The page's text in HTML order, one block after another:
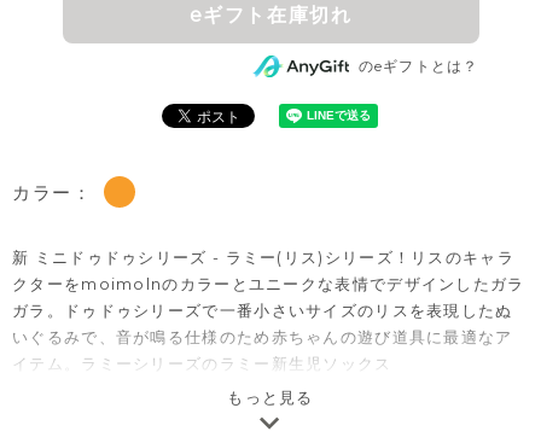
eギフト在庫切れ
のeギフトとは？
カラー：
新 ミニドゥドゥシリーズ - ラミー(リス)シリーズ！リスのキャラ
クターをmoimolnのカラーとユニークな表情でデザインしたガラ
ガラ。ドゥドゥシリーズで一番小さいサイズのリスを表現したぬ
いぐるみで、音が鳴る仕様のため赤ちゃんの遊び道具に最適なア
イテム。ラミーシリーズのラミー新生児ソックス
(W2452BW44P),ラミ―ぬいぐるみ(M2453BW50P), ラミー手首
ラトル(W2453BW58P),ラミー迷子防止リュック
もっと見る